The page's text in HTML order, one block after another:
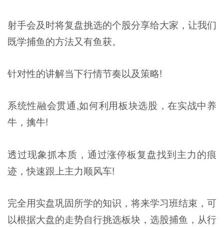
射手会及时将复盘挑选的个股分享给大家，让我们
既学捕鱼的方法又有鱼获。
针对性的讲解当下行情节奏以及策略!
系统性融会贯通,如何利用板块选股，在实战中养
牛，擒牛!
透过现象抓本质，通过涨停板复盘找到主力的痕
迹，快速跟上主力顺风车!
完全用实盘巩固所学的知识，将来学习班结束，可
以根据大盘的走势自行挑选板块，选股捕鱼，从行